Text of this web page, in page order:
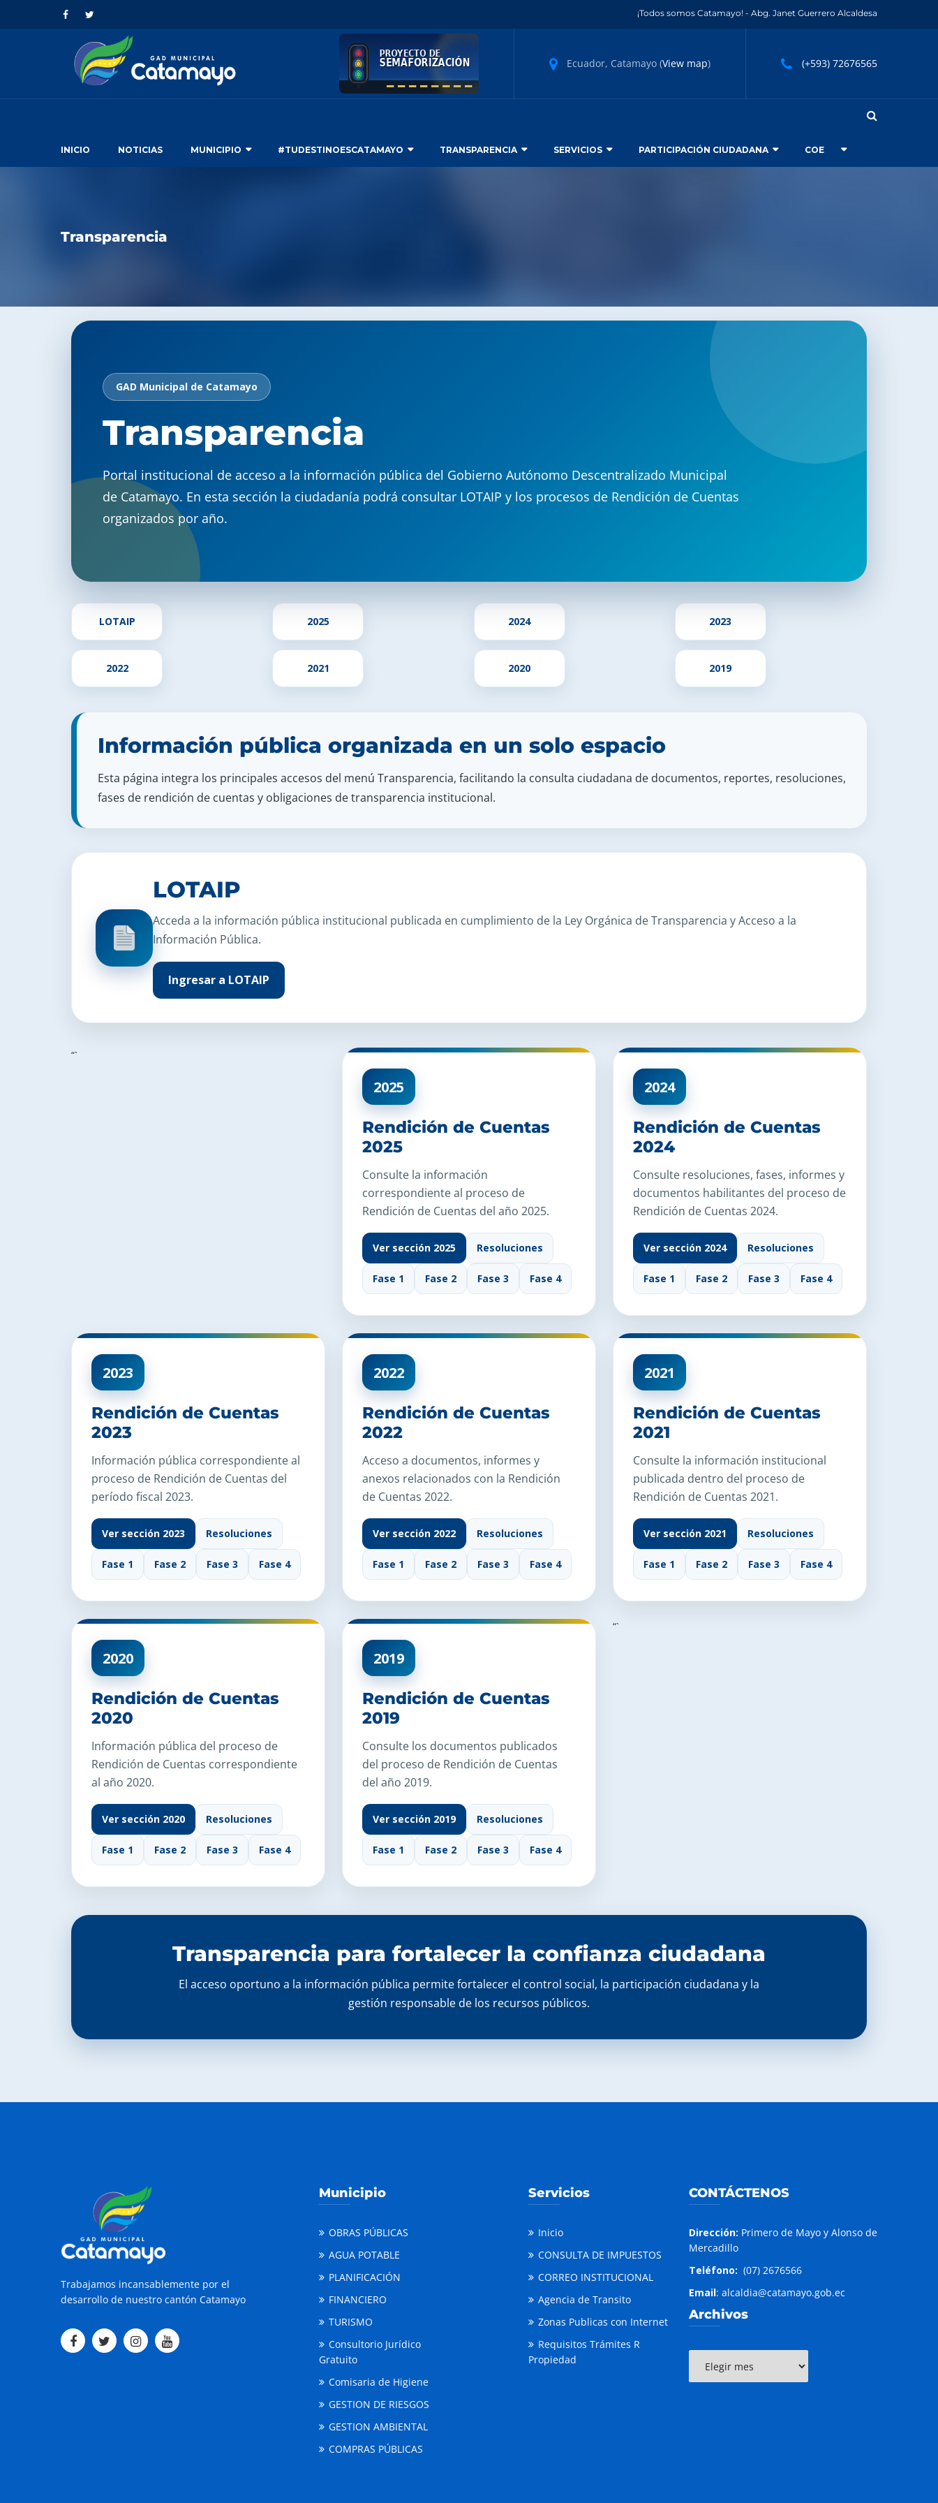
¡Todos somos Catamayo! - Abg. Janet Guerrero Alcaldesa
Ecuador, Catamayo (View map) (+593) 72676565
INICIO NOTICIAS MUNICIPIO #TUDESTINOESCATAMAYO TRANSPARENCIA SERVICIOS PARTICIPACIÓN CIUDADANA COE
Transparencia
GAD Municipal de Catamayo
Transparencia
Portal institucional de acceso a la información pública del Gobierno Autónomo Descentralizado Municipal
de Catamayo. En esta sección la ciudadanía podrá consultar LOTAIP y los procesos de Rendición de Cuentas
organizados por año.
LOTAIP 2025 2024 2023
2022 2021 2020 2019
Información pública organizada en un solo espacio
Esta página integra los principales accesos del menú Transparencia, facilitando la consulta ciudadana de documentos, reportes, resoluciones,
fases de rendición de cuentas y obligaciones de transparencia institucional.
LOTAIP
Acceda a la información pública institucional publicada en cumplimiento de la Ley Orgánica de Transparencia y Acceso a la
Información Pública.
Ingresar a LOTAIP
“`
2025
Rendición de Cuentas
2025
Consulte la información
correspondiente al proceso de
Rendición de Cuentas del año 2025.
Ver sección 2025 Resoluciones
Fase 1 Fase 2 Fase 3 Fase 4
2024
Rendición de Cuentas
2024
Consulte resoluciones, fases, informes y
documentos habilitantes del proceso de
Rendición de Cuentas 2024.
Ver sección 2024 Resoluciones
Fase 1 Fase 2 Fase 3 Fase 4
2023
Rendición de Cuentas
2023
Información pública correspondiente al
proceso de Rendición de Cuentas del
período fiscal 2023.
Ver sección 2023 Resoluciones
Fase 1 Fase 2 Fase 3 Fase 4
2022
Rendición de Cuentas
2022
Acceso a documentos, informes y
anexos relacionados con la Rendición
de Cuentas 2022.
Ver sección 2022 Resoluciones
Fase 1 Fase 2 Fase 3 Fase 4
2021
Rendición de Cuentas
2021
Consulte la información institucional
publicada dentro del proceso de
Rendición de Cuentas 2021.
Ver sección 2021 Resoluciones
Fase 1 Fase 2 Fase 3 Fase 4
2020
Rendición de Cuentas
2020
Información pública del proceso de
Rendición de Cuentas correspondiente
al año 2020.
Ver sección 2020 Resoluciones
Fase 1 Fase 2 Fase 3 Fase 4
2019
Rendición de Cuentas
2019
Consulte los documentos publicados
del proceso de Rendición de Cuentas
del año 2019.
Ver sección 2019 Resoluciones
Fase 1 Fase 2 Fase 3 Fase 4
“`
Transparencia para fortalecer la confianza ciudadana
El acceso oportuno a la información pública permite fortalecer el control social, la participación ciudadana y la
gestión responsable de los recursos públicos.
Trabajamos incansablemente por el
desarrollo de nuestro cantón Catamayo
Municipio
OBRAS PÚBLICAS
AGUA POTABLE
PLANIFICACIÓN
FINANCIERO
TURISMO
Consultorio Jurídico
Gratuito
Comisaria de Higiene
GESTION DE RIESGOS
GESTION AMBIENTAL
COMPRAS PÚBLICAS
Servicios
Inicio
CONSULTA DE IMPUESTOS
CORREO INSTITUCIONAL
Agencia de Transito
Zonas Publicas con Internet
Requisitos Trámites R
Propiedad
CONTÁCTENOS
Dirección: Primero de Mayo y Alonso de
Mercadillo
Teléfono: (07) 2676566
Email: alcaldia@catamayo.gob.ec
Archivos